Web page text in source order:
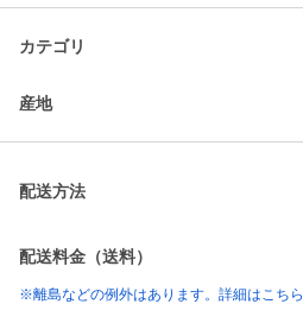
カテゴリ
産地
配送方法
配送料金（送料）
※離島などの例外はあります。詳細はこちら